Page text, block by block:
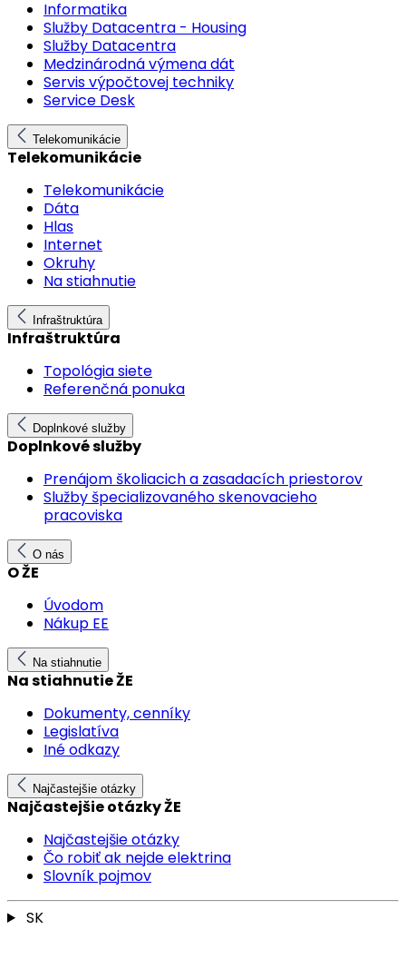
Informatika
Služby Datacentra - Housing
Služby Datacentra
Medzinárodná výmena dát
Servis výpočtovej techniky
Service Desk
Telekomunikácie
Telekomunikácie
Telekomunikácie
Dáta
Hlas
Internet
Okruhy
Na stiahnutie
Infraštruktúra
Infraštruktúra
Topológia siete
Referenčná ponuka
Doplnkové služby
Doplnkové služby
Prenájom školiacich a zasadacích priestorov
Služby špecializovaného skenovacieho
pracoviska
O nás
O ŽE
Úvodom
Nákup EE
Na stiahnutie
Na stiahnutie ŽE
Dokumenty, cenníky
Legislatíva
Iné odkazy
Najčastejšie otázky
Najčastejšie otázky ŽE
Najčastejšie otázky
Čo robiť ak nejde elektrina
Slovník pojmov
SK